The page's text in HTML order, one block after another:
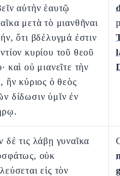
αὐτὴν ἑαυτῷ
μετὰ τὸ μιανθῆναι
ὅτι βδέλυγμά ἐστιν
κυρίου τοῦ θεοῦ
καὶ οὐ μιανεῖτε τὴν
ἣν κύριος ὁ θεὸς
δίδωσιν ὑμῖν ἐν
δέ τις λάβῃ γυναῖκα
οὐκ
εἰς τὸν